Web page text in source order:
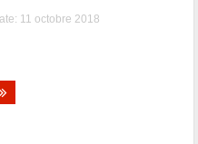
11 octobre 2018